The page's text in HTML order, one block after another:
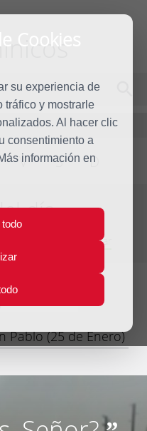
Cookies
su experiencia de
tráfico y mostrarle
Al hacer clic
consentimiento a
información en
V S D
día
Ordinario - Año Par
comentario
Pablo (25 de Enero)